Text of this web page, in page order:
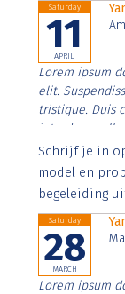
Saturday
11
APRIL
Lorem ipsum
elit.
tristique. Duis
interdum
Aenean
imperdiet.
Schrijf je in
model en
begeleiding
Saturday
28
MARCH
Lorem ipsum